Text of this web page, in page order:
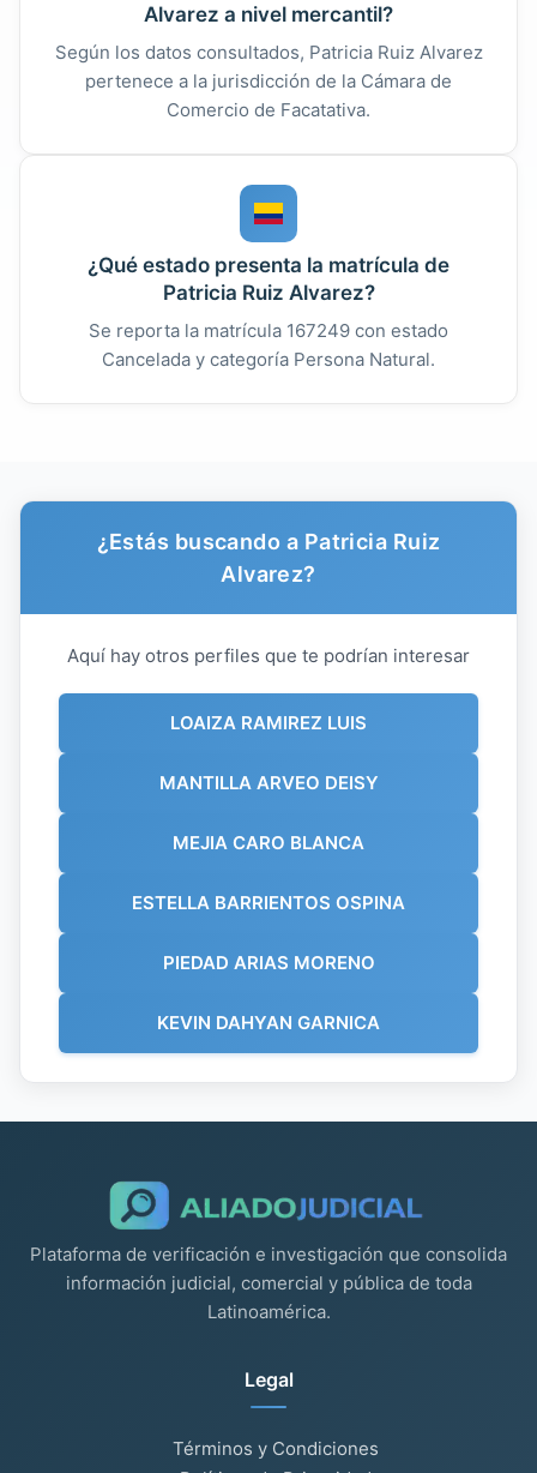
Alvarez a nivel mercantil?
Según los datos consultados, Patricia Ruiz Alvarez
pertenece a la jurisdicción de la Cámara de
Comercio de Facatativa.
¿Qué estado presenta la matrícula de
Patricia Ruiz Alvarez?
Se reporta la matrícula 167249 con estado
Cancelada y categoría Persona Natural.
¿Estás buscando a Patricia Ruiz
Alvarez?
Aquí hay otros perfiles que te podrían interesar
LOAIZA RAMIREZ LUIS
MANTILLA ARVEO DEISY
MEJIA CARO BLANCA
ESTELLA BARRIENTOS OSPINA
PIEDAD ARIAS MORENO
KEVIN DAHYAN GARNICA
Plataforma de verificación e investigación que consolida
información judicial, comercial y pública de toda
Latinoamérica.
Legal
Términos y Condiciones